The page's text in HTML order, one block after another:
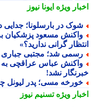
ویژهایونا نیوز
در بارسلونا؛ جدایی
مسعود پزشکیان به
گرانی ندارید؟»
شد؛ مجتبی جباری
عباس عراقچی به
نشد!
مسی؛ پدر لیونل چگونه
ویژهتسنیم نیوز